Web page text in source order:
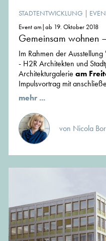
STADTENTWICKLUNG |
Event am|ab 19. Oktober 2018
Gemeinsam wohnen
Im Rahmen der
- H2R Architekten und
Architekturgalerie am
Impulsvortrag mit
mehr ...
von Nicola